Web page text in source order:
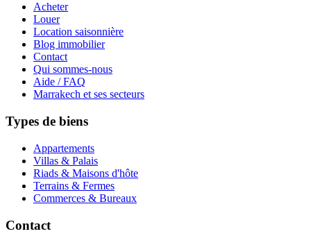
Acheter
Louer
Location saisonnière
Blog immobilier
Contact
Qui sommes-nous
Aide / FAQ
Marrakech et ses secteurs
Types de biens
Appartements
Villas & Palais
Riads & Maisons d'hôte
Terrains & Fermes
Commerces & Bureaux
Contact